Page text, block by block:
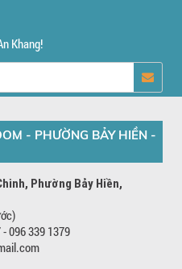
Khang!
- PHƯỜNG BẢY HIỀN -
Phường Bảy Hiền,
096 339 1379